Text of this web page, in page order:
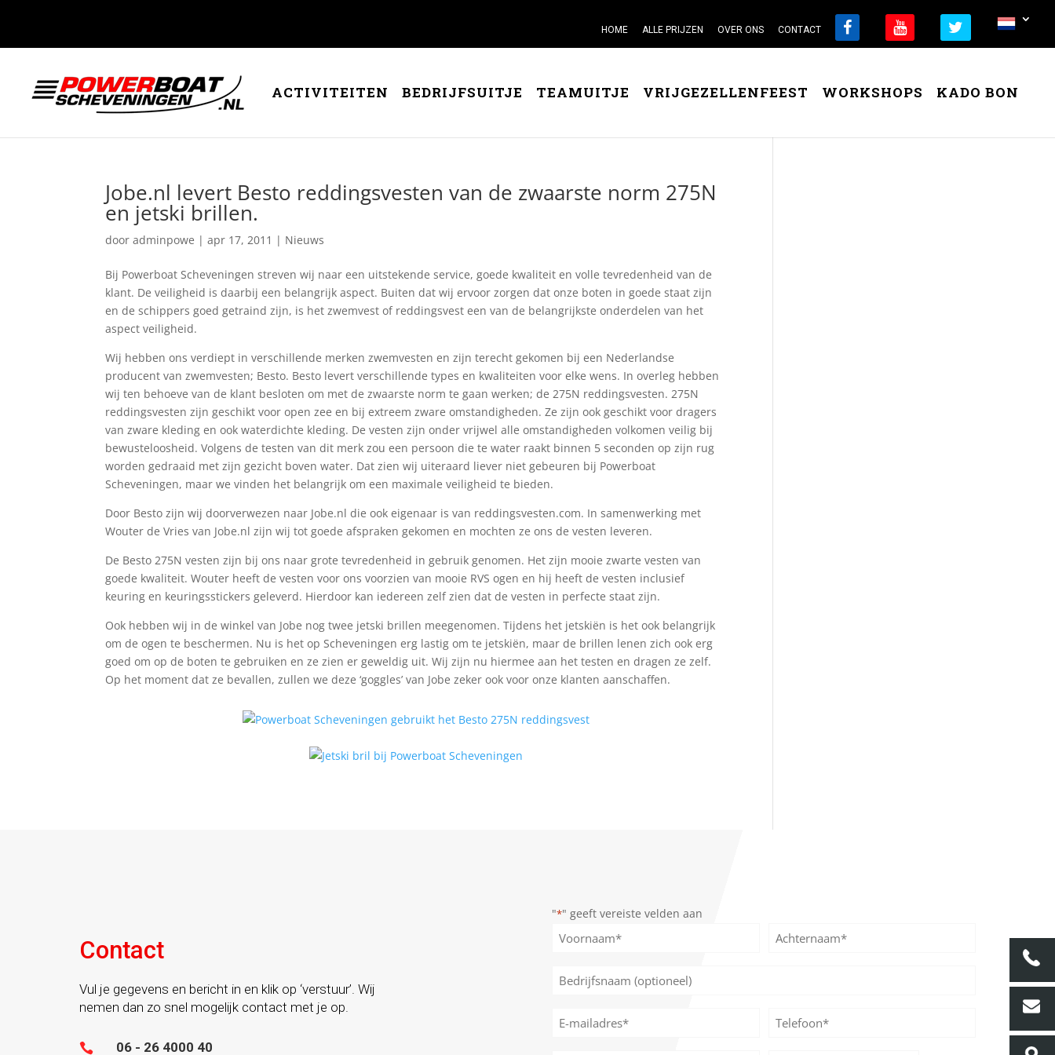
HOME ALLE PRIJZEN OVER ONS CONTACT
ACTIVITEITEN BEDRIJFSUITJE TEAMUITJE VRIJGEZELLENFEEST WORKSHOPS KADO BON
Jobe.nl levert Besto reddingsvesten van de zwaarste norm 275N
en jetski brillen.
dooradminpowe |apr 17, 2011 | Nieuws
Bij Powerboat Scheveningen streven wij naar een uitstekende service, goede kwaliteit en volle tevredenheid van de
klant. De veiligheid is daarbij een belangrijk aspect. Buiten dat wij ervoor zorgen dat onze boten in goede staat zijn
en de schippers goed getraind zijn, is het zwemvest of reddingsvest een van de belangrijkste onderdelen van het
aspect veiligheid.
Wij hebben ons verdiept in verschillende merken zwemvesten en zijn terecht gekomen bij een Nederlandse
producent van zwemvesten; Besto. Besto levert verschillende types en kwaliteiten voor elke wens. In overleg hebben
wij ten behoeve van de klant besloten om met de zwaarste norm te gaan werken; de 275N reddingsvesten. 275N
reddingsvesten zijn geschikt voor open zee en bij extreem zware omstandigheden. Ze zijn ook geschikt voor dragers
van zware kleding en ook waterdichte kleding. De vesten zijn onder vrijwel alle omstandigheden volkomen veilig bij
bewusteloosheid. Volgens de testen van dit merk zou een persoon die te water raakt binnen 5 seconden op zijn rug
worden gedraaid met zijn gezicht boven water. Dat zien wij uiteraard liever niet gebeuren bij Powerboat
Scheveningen, maar we vinden het belangrijk om een maximale veiligheid te bieden.
Door Besto zijn wij doorverwezen naar Jobe.nl die ook eigenaar is van reddingsvesten.com. In samenwerking met
Wouter de Vries van Jobe.nl zijn wij tot goede afspraken gekomen en mochten ze ons de vesten leveren.
De Besto 275N vesten zijn bij ons naar grote tevredenheid in gebruik genomen. Het zijn mooie zwarte vesten van
goede kwaliteit. Wouter heeft de vesten voor ons voorzien van mooie RVS ogen en hij heeft de vesten inclusief
keuring en keuringsstickers geleverd. Hierdoor kan iedereen zelf zien dat de vesten in perfecte staat zijn.
Ook hebben wij in de winkel van Jobe nog twee jetski brillen meegenomen. Tijdens het jetskiën is het ook belangrijk
om de ogen te beschermen. Nu is het op Scheveningen erg lastig om te jetskiën, maar de brillen lenen zich ook erg
goed om op de boten te gebruiken en ze zien er geweldig uit. Wij zijn nu hiermee aan het testen en dragen ze zelf.
Op het moment dat ze bevallen, zullen we deze ‘goggles’ van Jobe zeker ook voor onze klanten aanschaffen.
Contact
Vul je gegevens en bericht in en klik op ‘verstuur’. Wij
nemen dan zo snel mogelijk contact met je op.
 06 - 26 4000 40
"*" geeft vereiste velden aan
Naam
Bedrijfsnaam
(optioneel)
E-
mailadres
Telefoon*